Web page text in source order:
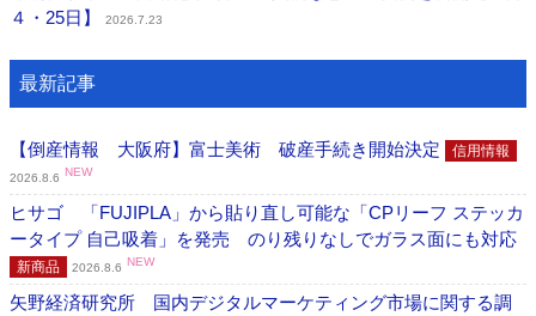
４・25日】
2026.7.23
最新記事
【倒産情報 大阪府】富士美術 破産手続き開始決定 信用情報
2026.8.6 NEW
ヒサゴ 「FUJIPLA」から貼り直し可能な「CPリーフ ステッカ
ータイプ 自己吸着」を発売 のり残りなしでガラス面にも対応
新商品 2026.8.6 NEW
矢野経済研究所 国内デジタルマーケティング市場に関する調